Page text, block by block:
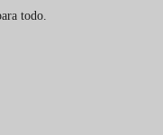
todo.